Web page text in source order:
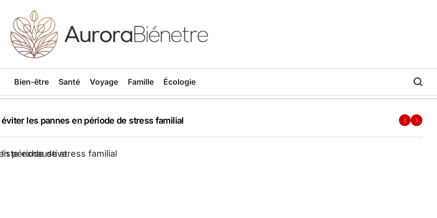
Aurorabienetre
Bien-être Santé Voyage Famille Écologie
: liste exhaustive
les pannes en période de stress familial
: cires végétales et huiles essentielles adaptées
respecter ses besoins selon son âge
naturels réellement efficaces
pour voyageurs anxieux
ou coton selon la transpiration